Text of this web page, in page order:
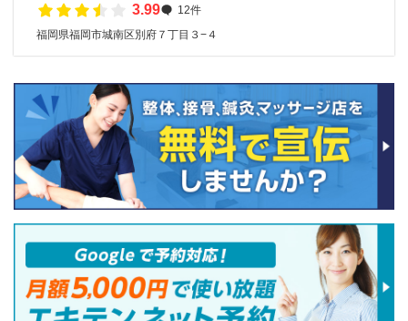
3.99
12件
福岡県福岡市城南区別府７丁目３−４